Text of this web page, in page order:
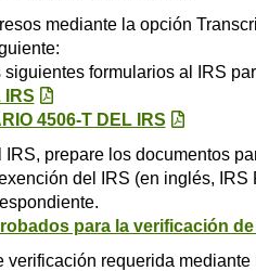
mediante la opción
formularios al IRS
IRS
4506-T DEL IRS
prepare los documentos
del IRS (en inglés,
para la verificación
verificación requerida